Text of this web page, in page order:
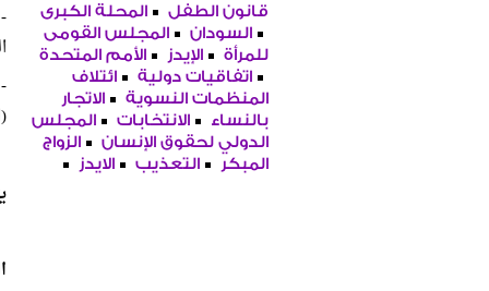
قانون الطفل
المحلة الكبرى
السودان
المجلس القومى
للمرأة
الإيدز
الأمم المتحدة
اتفاقيات دولية
ائتلاف
المنظمات النسوية
الاتجار
بالنساء
الانتخابات
المجلس
الدولي لحقوق الإنسان
الزواج
المبكر
التعذيب الايدز